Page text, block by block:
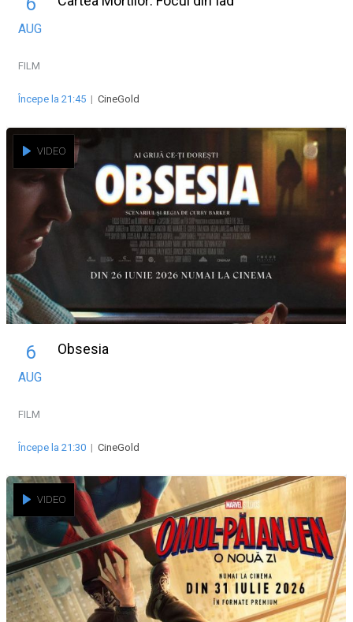
AUG
FILM
Începe la 21:45 | CineGold
VIDEO
6
AUG
Obsesia
FILM
Începe la 21:30 | CineGold
VIDEO